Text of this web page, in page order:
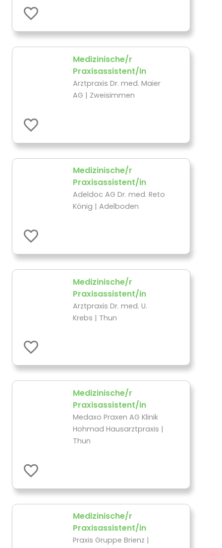
Medizinische/r
Praxisassistent/in
Arztpraxis Dr. med. Maier
AG | Zweisimmen
Medizinische/r
Praxisassistent/in
Adeldoc AG Dr. med. Reto
König | Adelboden
Medizinische/r
Praxisassistent/in
Arztpraxis Dr. med. U.
Krebs | Thun
Medizinische/r
Praxisassistent/in
Medaxo Praxen AG Klinik
Hohmad Hausarztpraxis |
Thun
Medizinische/r
Praxisassistent/in
Praxis Gruppe Brienz |